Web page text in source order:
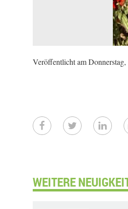
Veröffentlicht am
WEITERE